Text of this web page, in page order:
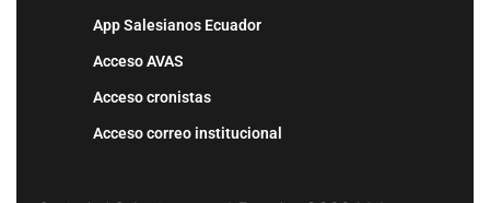
App Salesianos Ecuador
Acceso AVAS
Acceso cronistas
Acceso correo institucional